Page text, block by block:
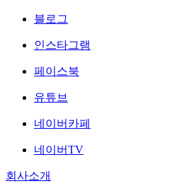
블로그
인스타그램
페이스북
유튜브
네이버카페
네이버TV
회사소개